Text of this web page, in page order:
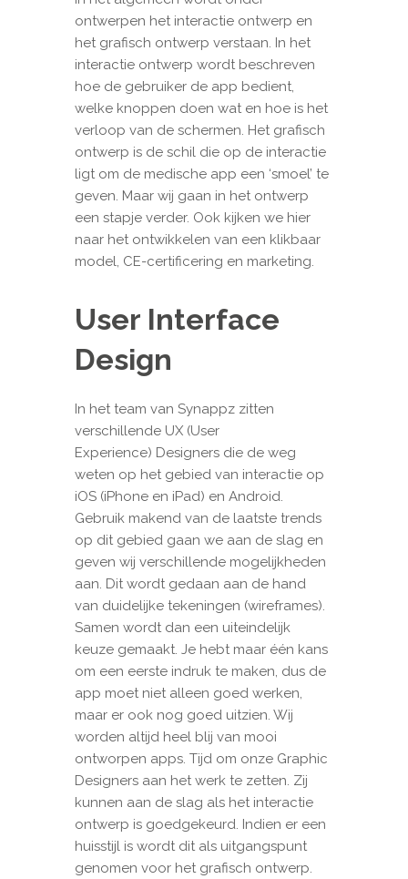
ontwerpen het interactie ontwerp en
het grafisch ontwerp verstaan. In het
interactie ontwerp wordt beschreven
hoe de gebruiker de app bedient,
welke knoppen doen wat en hoe is het
verloop van de schermen. Het grafisch
ontwerp is de schil die op de interactie
ligt om de medische app een ‘smoel’ te
geven. Maar wij gaan in het ontwerp
een stapje verder. Ook kijken we hier
naar het ontwikkelen van een klikbaar
model, CE-certificering en marketing.
User Interface
Design
In het team van Synappz zitten
verschillende UX (User
Experience) Designers die de weg
weten op het gebied van interactie op
iOS (iPhone en iPad) en Android.
Gebruik makend van de laatste trends
op dit gebied gaan we aan de slag en
geven wij verschillende mogelijkheden
aan. Dit wordt gedaan aan de hand
van duidelijke tekeningen (wireframes).
Samen wordt dan een uiteindelijk
keuze gemaakt. Je hebt maar één kans
om een eerste indruk te maken, dus de
app moet niet alleen goed werken,
maar er ook nog goed uitzien. Wij
worden altijd heel blij van mooi
ontworpen apps. Tijd om onze Graphic
Designers aan het werk te zetten. Zij
kunnen aan de slag als het interactie
ontwerp is goedgekeurd. Indien er een
huisstijl is wordt dit als uitgangspunt
genomen voor het grafisch ontwerp.